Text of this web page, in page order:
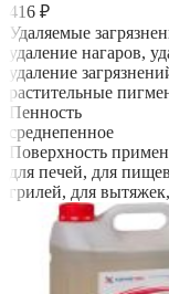
416 ₽
Удаляемые
удаление нагаров,
удаление
растительные
Пенность
среднепенное
Поверхность
для печей, для
грилей, для